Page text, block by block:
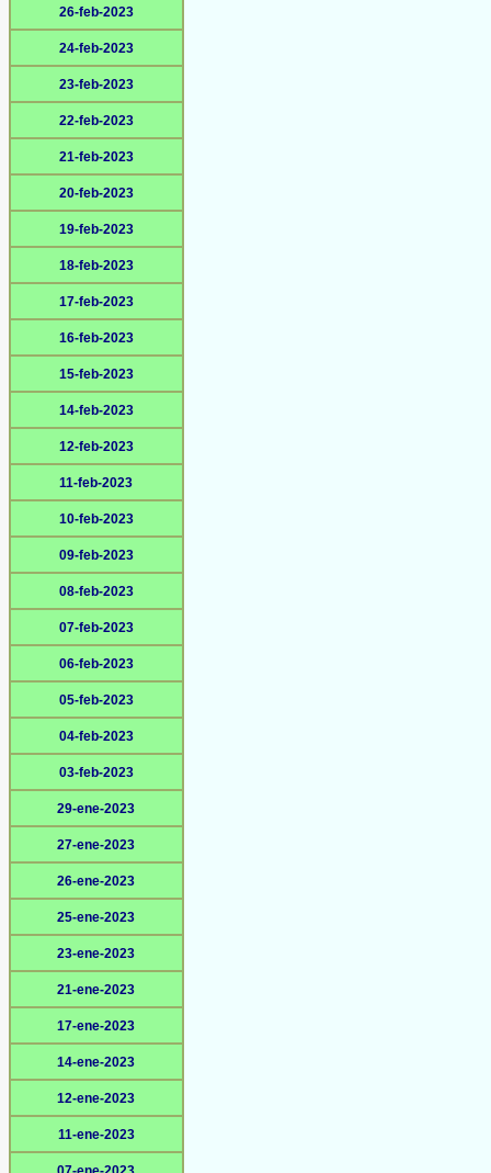
26-feb-2023
24-feb-2023
23-feb-2023
22-feb-2023
21-feb-2023
20-feb-2023
19-feb-2023
18-feb-2023
17-feb-2023
16-feb-2023
15-feb-2023
14-feb-2023
12-feb-2023
11-feb-2023
10-feb-2023
09-feb-2023
08-feb-2023
07-feb-2023
06-feb-2023
05-feb-2023
04-feb-2023
03-feb-2023
29-ene-2023
27-ene-2023
26-ene-2023
25-ene-2023
23-ene-2023
21-ene-2023
17-ene-2023
14-ene-2023
12-ene-2023
11-ene-2023